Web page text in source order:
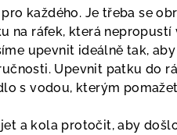
každého. Je třeba se
na ráfek, která nepropustí
upevnit ideálně tak,
Upevnit patku do
s vodou, kterým
a kola protočit, aby